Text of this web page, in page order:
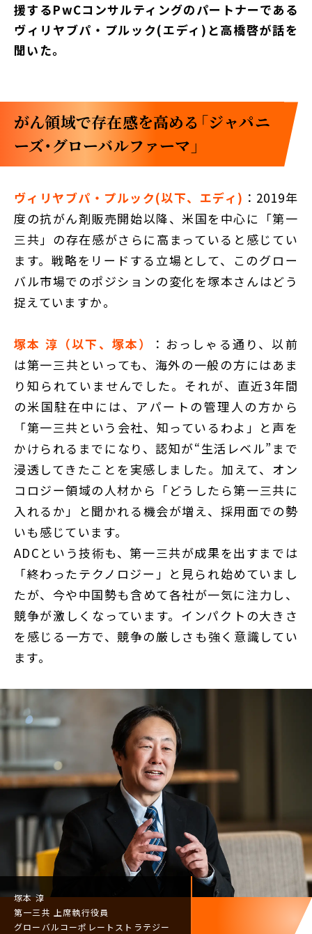
援するPwCコンサルティングのパートナーである
ヴィリヤブパ・プルック(エディ)と高橋啓が話を
聞いた。
がん領域で存在感を高める「ジャパニ
ーズ・グローバルファーマ」
ヴィリヤブパ・プルック(以下、エディ) ：2019年
度の抗がん剤販売開始以降、米国を中心に「第一
三共」の存在感がさらに高まっていると感じてい
ます。戦略をリードする立場として、このグロー
バル市場でのポジションの変化を塚本さんはどう
捉えていますか。
塚本 淳（以下、塚本）
：おっしゃる通り、以前
は第一三共といっても、海外の一般の方にはあま
り知られていませんでした。それが、直近3年間
の米国駐在中には、アパートの管理人の方から
「第一三共という会社、知っているわよ」と声を
かけられるまでになり、認知が“生活レベル”まで
浸透してきたことを実感しました。加えて、オン
コロジー領域の人材から「どうしたら第一三共に
入れるか」と聞かれる機会が増え、採用面での勢
いも感じています。
ADCという技術も、第一三共が成果を出すまでは
「終わったテクノロジー」と見られ始めていまし
たが、今や中国勢も含めて各社が一気に注力し、
競争が激しくなっています。インパクトの大きさ
を感じる一方で、競争の厳しさも強く意識してい
ます。
塚本 淳
第一三共 上席執行役員
グローバルコーポレート ストラテジー